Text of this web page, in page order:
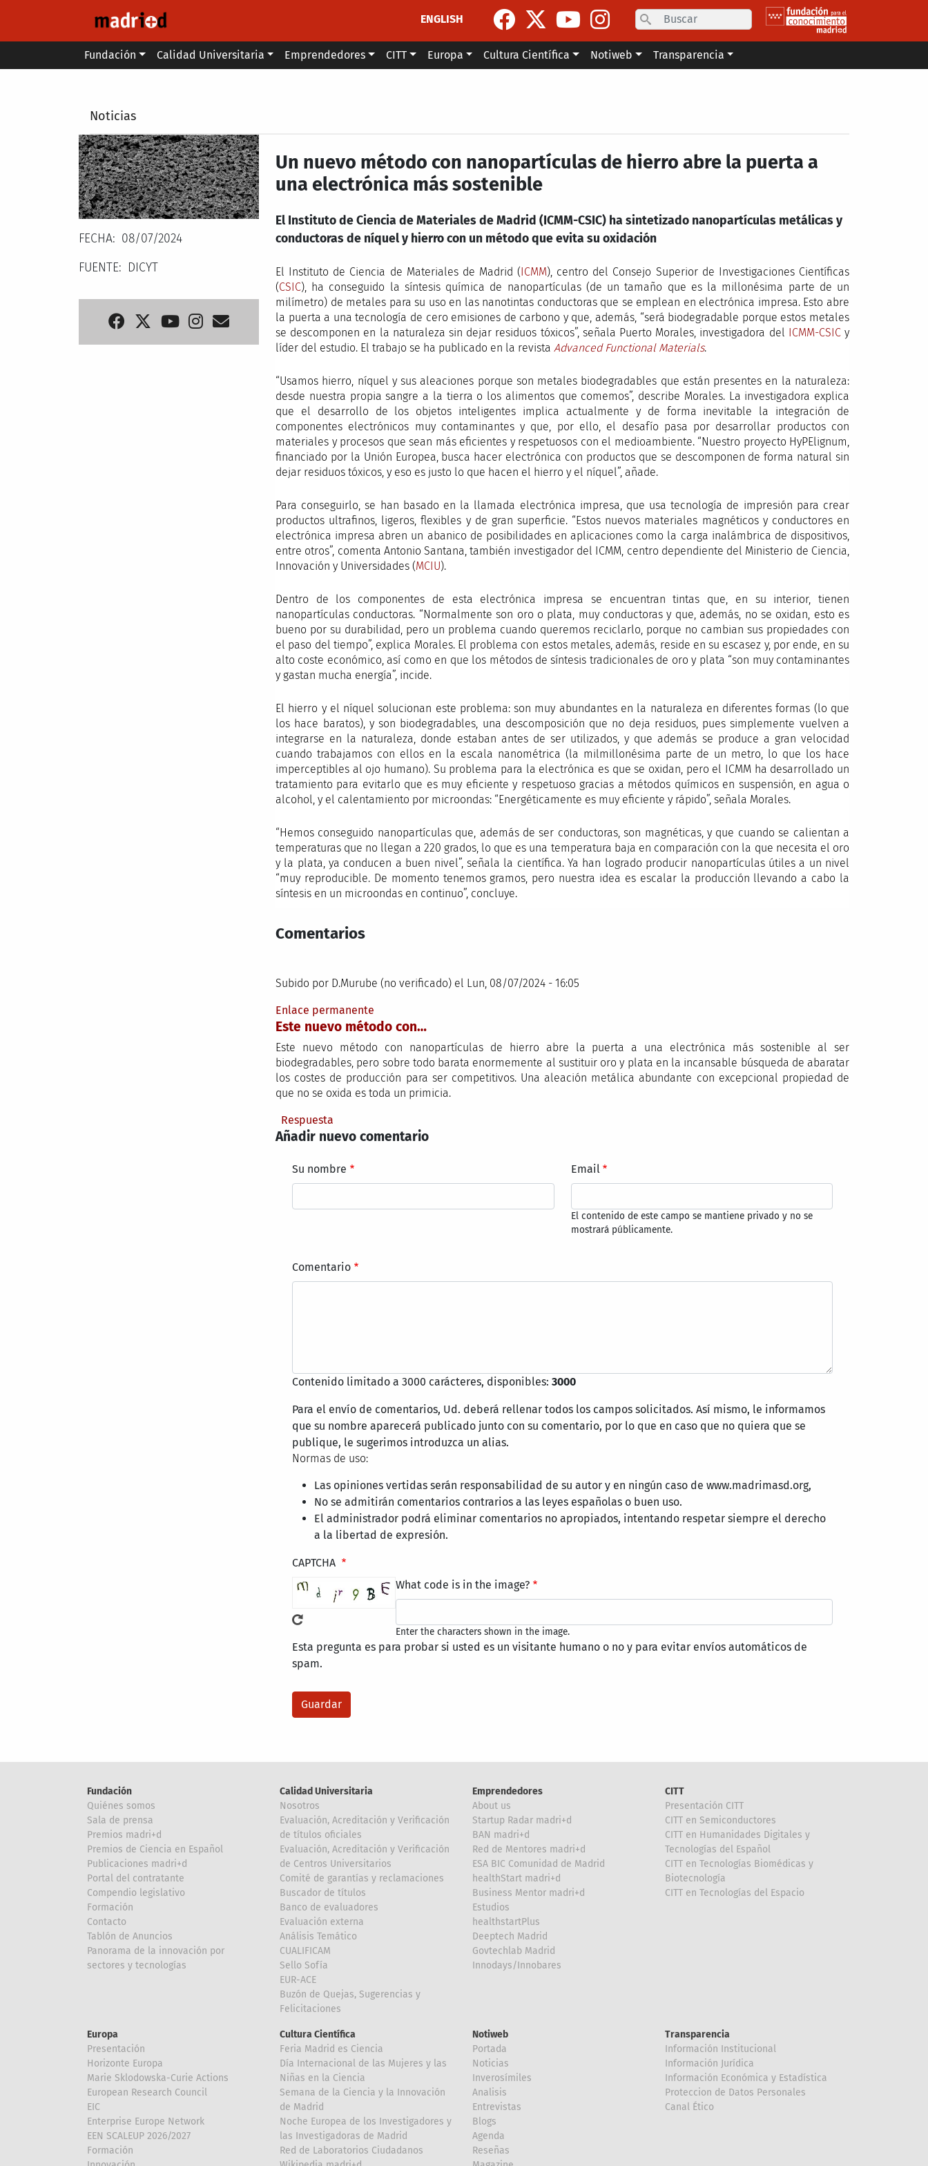
ENGLISH
Search
Main menu
Fundación Calidad Universitaria Emprendedores CITT Europa Cultura Científica Notiweb Transparencia
Noticias
FECHA
08/07/2024
FUENTE
DICYT
Un nuevo método con nanopartículas de hierro abre la puerta a
una electrónica más sostenible
El Instituto de Ciencia de Materiales de Madrid (ICMM-CSIC) ha sintetizado nanopartículas metálicas y
conductoras de níquel y hierro con un método que evita su oxidación
El Instituto de Ciencia de Materiales de Madrid ( ICMM), centro del Consejo Superior de Investigaciones Científicas
(CSIC), ha conseguido la síntesis química de nanopartículas (de un tamaño que es la millonésima parte de un
milímetro) de metales para su uso en las nanotintas conductoras que se emplean en electrónica impresa. Esto abre
la puerta a una tecnología de cero emisiones de carbono y que, además, “será biodegradable porque estos metales
se descomponen en la naturaleza sin dejar residuos tóxicos”, señala Puerto Morales, investigadora del
ICMM-CSICy
líder del estudio. El trabajo se ha publicado en la revista Advanced Functional Materials.
“Usamos hierro, níquel y sus aleaciones porque son metales biodegradables que están presentes en la naturaleza:
desde nuestra propia sangre a la tierra o los alimentos que comemos”, describe Morales. La investigadora explica
que el desarrollo de los objetos inteligentes implica actualmente y de forma inevitable la integración de
componentes electrónicos muy contaminantes y que, por ello, el desafío pasa por desarrollar productos con
materiales y procesos que sean más eficientes y respetuosos con el medioambiente. “Nuestro proyecto HyPElignum,
financiado por la Unión Europea, busca hacer electrónica con productos que se descomponen de forma natural sin
dejar residuos tóxicos, y eso es justo lo que hacen el hierro y el níquel”, añade.
Para conseguirlo, se han basado en la llamada electrónica impresa, que usa tecnología de impresión para crear
productos ultrafinos, ligeros, flexibles y de gran superficie. “Estos nuevos materiales magnéticos y conductores en
electrónica impresa abren un abanico de posibilidades en aplicaciones como la carga inalámbrica de dispositivos,
entre otros”, comenta Antonio Santana, también investigador del ICMM, centro dependiente del Ministerio de Ciencia,
Innovación y Universidades (MCIU).
Dentro de los componentes de esta electrónica impresa se encuentran tintas que, en su interior, tienen
nanopartículas conductoras. “Normalmente son oro o plata, muy conductoras y que, además, no se oxidan, esto es
bueno por su durabilidad, pero un problema cuando queremos reciclarlo, porque no cambian sus propiedades con
el paso del tiempo”, explica Morales. El problema con estos metales, además, reside en su escasez y, por ende, en su
alto coste económico, así como en que los métodos de síntesis tradicionales de oro y plata “son muy contaminantes
y gastan mucha energía”, incide.
El hierro y el níquel solucionan este problema: son muy abundantes en la naturaleza en diferentes formas (lo que
los hace baratos), y son biodegradables, una descomposición que no deja residuos, pues simplemente vuelven a
integrarse en la naturaleza, donde estaban antes de ser utilizados, y que además se produce a gran velocidad
cuando trabajamos con ellos en la escala nanométrica (la milmillonésima parte de un metro, lo que los hace
imperceptibles al ojo humano). Su problema para la electrónica es que se oxidan, pero el ICMM ha desarrollado un
tratamiento para evitarlo que es muy eficiente y respetuoso gracias a métodos químicos en suspensión, en agua o
alcohol, y el calentamiento por microondas: “Energéticamente es muy eficiente y rápido”, señala Morales.
“Hemos conseguido nanopartículas que, además de ser conductoras, son magnéticas, y que cuando se calientan a
temperaturas que no llegan a 220 grados, lo que es una temperatura baja en comparación con la que necesita el oro
y la plata, ya conducen a buen nivel”, señala la científica. Ya han logrado producir nanopartículas útiles a un nivel
“muy reproducible. De momento tenemos gramos, pero nuestra idea es escalar la producción llevando a cabo la
síntesis en un microondas en continuo”, concluye.
Comentarios
Subido por D.Murube (no verificado) el Lun, 08/07/2024 - 16:05
Enlace permanente
Este nuevo método con…
Este nuevo método con nanopartículas de hierro abre la puerta a una electrónica más sostenible al ser
biodegradables, pero sobre todo barata enormemente al sustituir oro y plata en la incansable búsqueda de abaratar
los costes de producción para ser competitivos. Una aleación metálica abundante con excepcional propiedad de
que no se oxida es toda un primicia.
Respuesta
Añadir nuevo comentario
Su nombre Email
El contenido de este campo se mantiene privado y no se
mostrará públicamente.
Comentario
Contenido limitado a 3000 carácteres, disponibles: 3000
Para el envío de comentarios, Ud. deberá rellenar todos los campos solicitados. Así mismo, le informamos
que su nombre aparecerá publicado junto con su comentario, por lo que en caso que no quiera que se
publique, le sugerimos introduzca un alias.
Normas de uso:
Las opiniones vertidas serán responsabilidad de su autor y en ningún caso de www.madrimasd.org,
No se admitirán comentarios contrarios a las leyes españolas o buen uso.
El administrador podrá eliminar comentarios no apropiados, intentando respetar siempre el derecho
a la libertad de expresión.
CAPTCHA
What code is in the image?
Enter the characters shown in the image.
Esta pregunta es para probar si usted es un visitante humano o no y para evitar envíos automáticos de
spam.
Fundación
Quiénes somos
Sala de prensa
Premios madri+d
Premios de Ciencia en Español
Publicaciones madri+d
Portal del contratante
Compendio legislativo
Formación
Contacto
Tablón de Anuncios
Panorama de la innovación por
sectores y tecnologías
Calidad Universitaria
Nosotros
Evaluación, Acreditación y Verificación
de títulos oficiales
Evaluación, Acreditación y Verificación
de Centros Universitarios
Comité de garantías y reclamaciones
Buscador de títulos
Banco de evaluadores
Evaluación externa
Análisis Temático
CUALIFICAM
Sello Sofía
EUR-ACE
Buzón de Quejas, Sugerencias y
Felicitaciones
Emprendedores
About us
Startup Radar madri+d
BAN madri+d
Red de Mentores madri+d
ESA BIC Comunidad de Madrid
healthStart madri+d
Business Mentor madri+d
Estudios
healthstartPlus
Deeptech Madrid
Govtechlab Madrid
Innodays/Innobares
CITT
Presentación CITT
CITT en Semiconductores
CITT en Humanidades Digitales y
Tecnologías del Español
CITT en Tecnologías Biomédicas y
Biotecnología
CITT en Tecnologías del Espacio
Europa
Presentación
Horizonte Europa
Marie Sklodowska-Curie Actions
European Research Council
EIC
Enterprise Europe Network
EEN SCALEUP 2026/2027
Formación
Cultura Científica
Feria Madrid es Ciencia
Día Internacional de las Mujeres y las
Niñas en la Ciencia
Semana de la Ciencia y la Innovación
de Madrid
Noche Europea de los Investigadores y
las Investigadoras de Madrid
Red de Laboratorios Ciudadanos
Notiweb
Portada
Noticias
Inverosímiles
Analisis
Entrevistas
Blogs
Agenda
Reseñas
Transparencia
Información Institucional
Información Jurídica
Información Económica y Estadística
Proteccion de Datos Personales
Canal Ético